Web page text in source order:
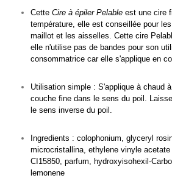
Cette Cire à épiler Pelable est une cire
température, elle est conseillée pour
maillot et les aisselles. Cette cire
elle n'utilise pas de bandes pour son
consommatrice car elle s'applique en
Utilisation simple : S'applique à chaud
couche fine dans le sens du poil.
le sens inverse du poil.
Ingredients : colophonium, glyceryl
microcristallina, ethylene vinyle acetate
CI15850, parfum, hydroxyisohexil-
lemonene